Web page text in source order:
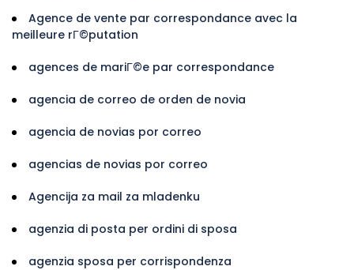
Agence de vente par correspondance avec la
meilleure rГ©putation
agences de mariГ©e par correspondance
agencia de correo de orden de novia
agencia de novias por correo
agencias de novias por correo
Agencija za mail za mladenku
agenzia di posta per ordini di sposa
agenzia sposa per corrispondenza